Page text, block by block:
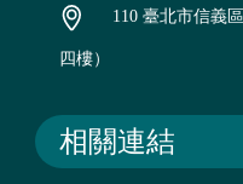
110 臺北市信義
四樓）
相關連結